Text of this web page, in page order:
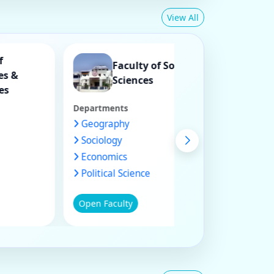
View All
of
&
Faculty of Social
Sciences
Departments
Geography
Sociology
Economics
Political Science
Public Administration
Open Faculty